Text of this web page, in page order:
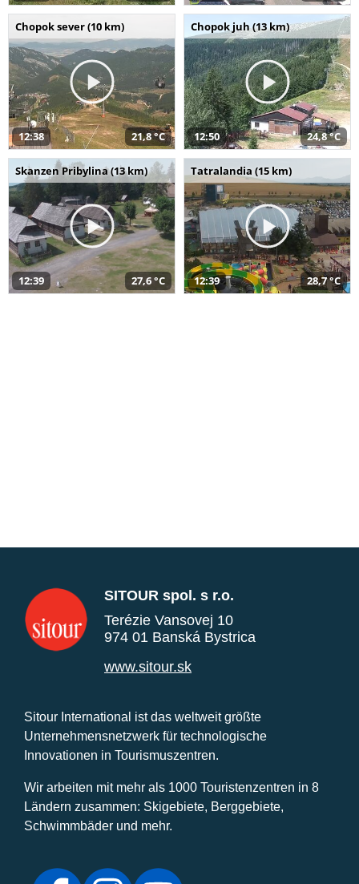
Chopok sever (10 km)
12:38 21,8 °C
Chopok juh (13 km)
12:50 24,8 °C
Skanzen Pribylina (13 km)
12:39 27,6 °C
Tatralandia (15 km)
12:39 28,7 °C
SITOUR spol. s r.o.
Terézie Vansovej 10
974 01 Banská Bystrica
www.sitour.sk
Sitour International ist das weltweit größte
Unternehmensnetzwerk für technologische
Innovationen in Tourismuszentren.
Wir arbeiten mit mehr als 1000 Touristenzentren in 8
Ländern zusammen: Skigebiete, Berggebiete,
Schwimmbäder und mehr.